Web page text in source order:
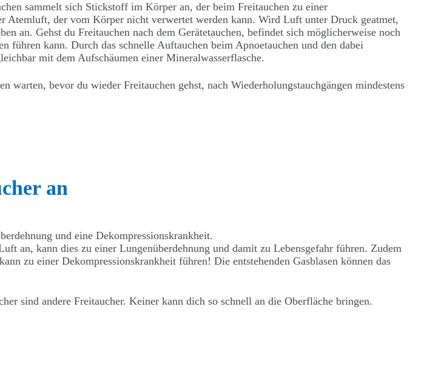
sammelt sich Stickstoff im Körper an, der beim Freitauchen zu einer
Atemluft, der vom Körper nicht verwertet werden kann. Wird Luft unter Druck geatmet,
an. Gehst du Freitauchen nach dem Gerätetauchen, befindet sich möglicherweise noch
kann. Durch das schnelle Auftauchen beim Apnoetauchen und den dabei
mit dem Aufschäumen einer Mineralwasserflasche.
warten, bevor du wieder Freitauchen gehst, nach Wiederholungstauchgängen mindestens
an
und eine Dekompressionskrankheit.
an, kann dies zu einer Lungenüberdehnung und damit zu Lebensgefahr führen. Zudem
zu einer Dekompressionskrankheit führen! Die entstehenden Gasblasen können das
sind andere Freitaucher. Keiner kann dich so schnell an die Oberfläche bringen.